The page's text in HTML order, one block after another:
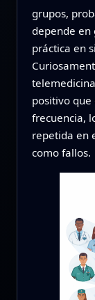
grupos,
depende en
práctica en
positivo que
frecuencia,
repetida en
como fallos.